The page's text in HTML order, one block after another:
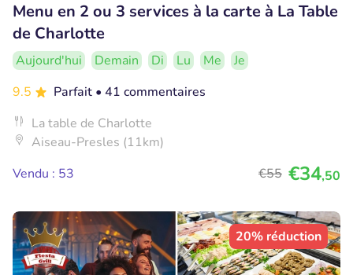
Menu en 2 ou 3 services à la carte à La Table
de Charlotte
Aujourd'hui Demain Di Lu Me
Je
9.5
Parfait • 41 commentaires
La table de Charlotte
Aiseau-Presles (11km)
Vendu : 53
€55 €34,50
20% réduction